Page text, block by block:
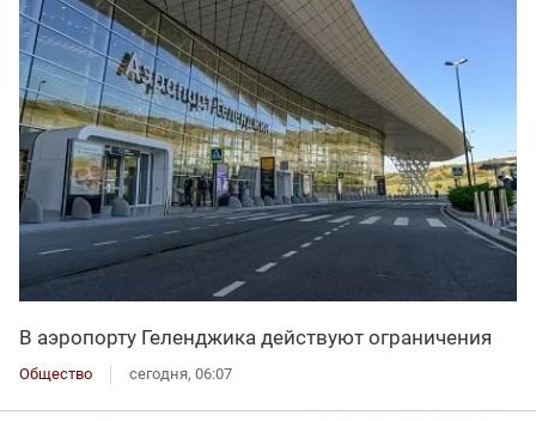
В аэропорту Геленджика действуют ограничения
Общество сегодня, 06:07